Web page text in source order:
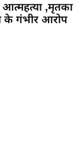
,मृतका
के गंभीर आरोप